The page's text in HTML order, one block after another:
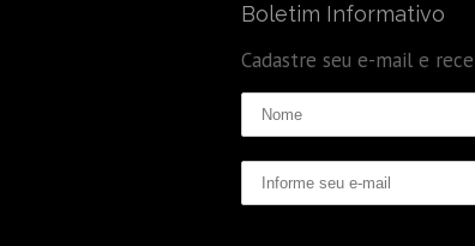
Boletim Informativo
Cadastre seu e-mail e